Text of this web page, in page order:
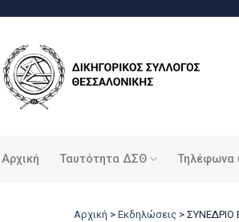
Αρχική Ταυτότητα ΔΣΘ Τηλέφωνα
Αρχική > Εκδηλώσεις >